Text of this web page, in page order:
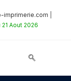
imprimerie.com
Aout 2026